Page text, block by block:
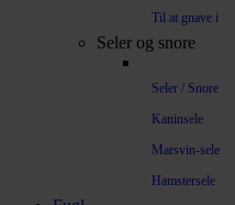
Til at gnave i
Seler og snore
Seler / Snore
Kaninsele
Marsvin-sele
Hamstersele